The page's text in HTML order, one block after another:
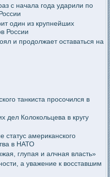
с начала года ударили по
один из крупнейших
России
и продолжает оставаться на
танкиста просочился в
дел Колокольцева в кругу
американского
в НАТО
глупая и алчная власть»
а уважение к восставшим